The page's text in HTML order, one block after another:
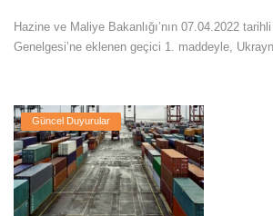
Hazine ve Maliye Bakanlığı’nın 07.04.2022
Genelgesi’ne eklenen geçici 1. maddeyle,
Güncel Duyurular